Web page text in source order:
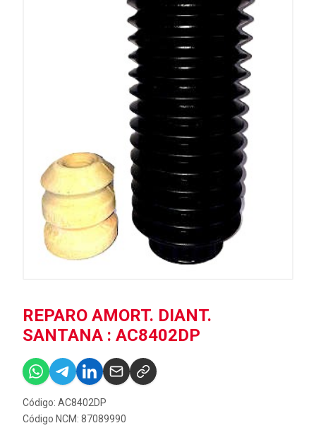
REPARO AMORT. DIANT.
SANTANA : AC8402DP
Código: AC8402DP
Código NCM: 87089990